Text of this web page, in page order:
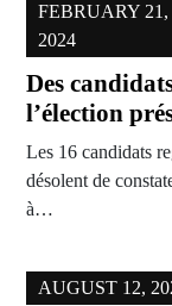
FEBRUARY 21,
2024
Des
l’élection
Les 16 candidats
désolent de
à…
AUGUST 12,